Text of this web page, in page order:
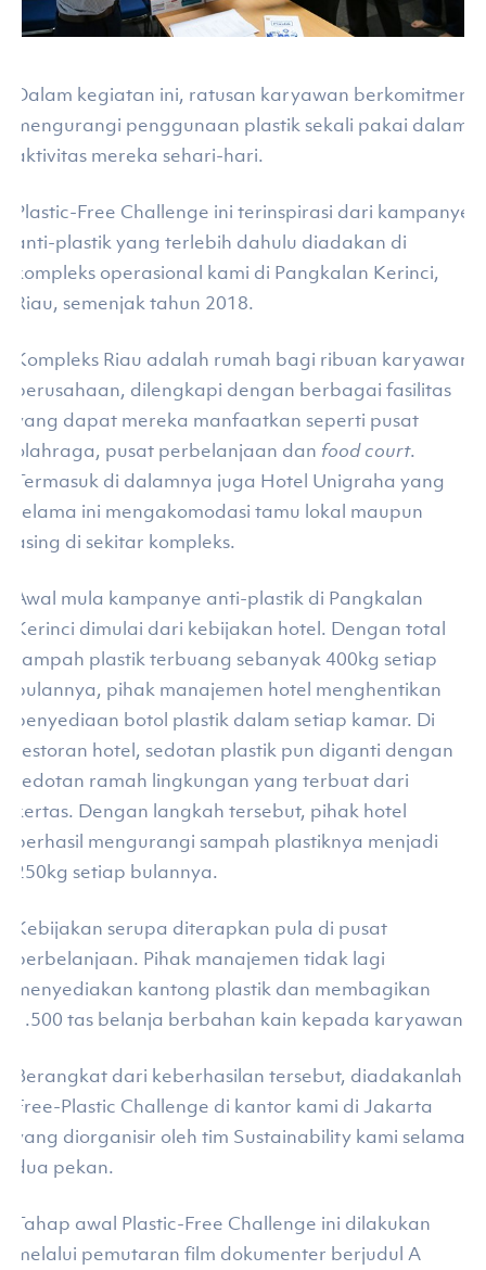
Dalam kegiatan ini, ratusan karyawan berkomitmen
mengurangi penggunaan plastik sekali pakai dalam
aktivitas mereka sehari-hari.
Plastic-Free Challenge ini terinspirasi dari kampanye
anti-plastik yang terlebih dahulu diadakan di
kompleks operasional kami di Pangkalan Kerinci,
Riau, semenjak tahun 2018.
Kompleks Riau adalah rumah bagi ribuan karyawan
perusahaan, dilengkapi dengan berbagai fasilitas
yang dapat mereka manfaatkan seperti pusat
olahraga, pusat perbelanjaan dan food court.
Termasuk di dalamnya juga Hotel Unigraha yang
selama ini mengakomodasi tamu lokal maupun
asing di sekitar kompleks.
Awal mula kampanye anti-plastik di Pangkalan
Kerinci dimulai dari kebijakan hotel. Dengan total
sampah plastik terbuang sebanyak 400kg setiap
bulannya, pihak manajemen hotel menghentikan
penyediaan botol plastik dalam setiap kamar. Di
restoran hotel, sedotan plastik pun diganti dengan
sedotan ramah lingkungan yang terbuat dari
kertas. Dengan langkah tersebut, pihak hotel
berhasil mengurangi sampah plastiknya menjadi
250kg setiap bulannya.
Kebijakan serupa diterapkan pula di pusat
perbelanjaan. Pihak manajemen tidak lagi
menyediakan kantong plastik dan membagikan
1.500 tas belanja berbahan kain kepada karyawan.
Berangkat dari keberhasilan tersebut, diadakanlah
Free-Plastic Challenge di kantor kami di Jakarta
yang diorganisir oleh tim Sustainability kami selama
dua pekan.
Tahap awal Plastic-Free Challenge ini dilakukan
melalui pemutaran film dokumenter berjudul A